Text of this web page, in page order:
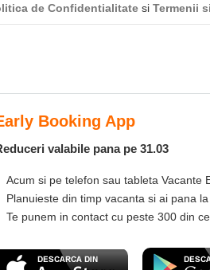
de Confidentialitate si Termenii
Booking App
valabile pana pe 31.03
si pe telefon sau tableta Vacante
din timp vacanta si ai pana la
punem in contact cu peste 300 din cele